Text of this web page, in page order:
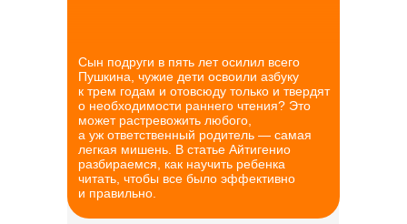
Сын подруги в пять лет осилил всего
Пушкина, чужие дети освоили азбуку
к трем годам и отовсюду только и твердят
о необходимости раннего чтения? Это
может растревожить любого,
а уж ответственный родитель — самая
легкая мишень. В статье Айтигенио
разбираемся, как научить ребенка
читать, чтобы все было эффективно
и правильно.